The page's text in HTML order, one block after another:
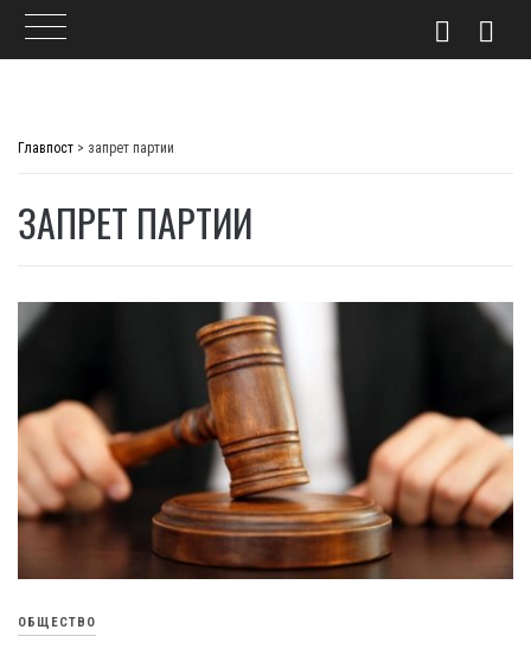
Главпост > запрет партии
ЗАПРЕТ ПАРТИИ
ОБЩЕСТВО